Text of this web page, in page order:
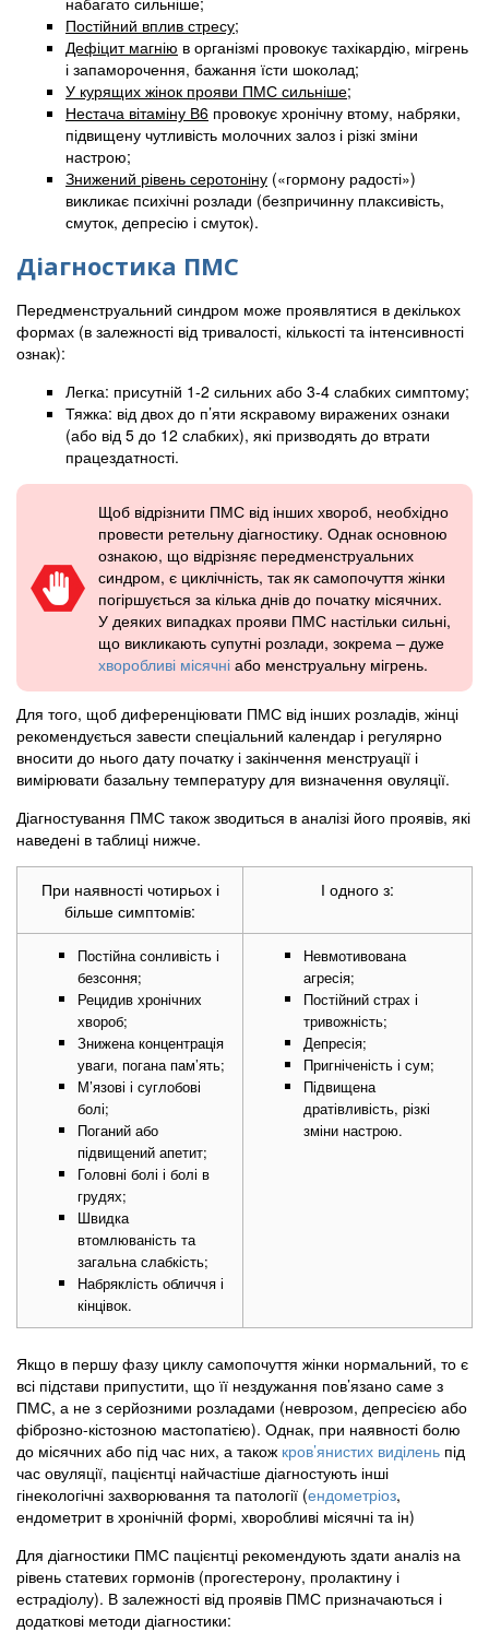
Постійний вплив стресу;
Дефіцит магнію в організмі провокує тахікардію, мігрень
і запаморочення, бажання їсти шоколад;
У курящих жінок прояви ПМС сильніше;
Нестача вітаміну В6 провокує хронічну втому, набряки,
підвищену чутливість молочних залоз і різкі зміни
настрою;
Знижений рівень серотоніну («гормону радості»)
викликає психічні розлади (безпричинну плаксивість,
смуток, депресію і смуток).
Діагностика ПМС
Передменструальний синдром може проявлятися в декількох
формах (в залежності від тривалості, кількості та інтенсивності
ознак):
Легка: присутній 1-2 сильних або 3-4 слабких симптому;
Тяжка: від двох до п’яти яскравому виражених ознаки
(або від 5 до 12 слабких), які призводять до втрати
працездатності.
Щоб відрізнити ПМС від інших хвороб, необхідно
провести ретельну діагностику. Однак основною
ознакою, що відрізняє передменструальних
синдром, є циклічність, так як самопочуття жінки
погіршується за кілька днів до початку місячних.
У деяких випадках прояви ПМС настільки сильні,
що викликають супутні розлади, зокрема – дуже
хворобливі місячні або менструальну мігрень.
Для того, щоб диференціювати ПМС від інших розладів, жінці
рекомендується завести спеціальний календар і регулярно
вносити до нього дату початку і закінчення менструації і
вимірювати базальну температуру для визначення овуляції.
Діагностування ПМС також зводиться в аналізі його проявів, які
наведені в таблиці нижче.
При наявності чотирьох і
більше симптомів:
І одного з:
Постійна сонливість і
безсоння;
Рецидив хронічних
хвороб;
Знижена концентрація
уваги, погана пам’ять;
М’язові і суглобові
болі;
Поганий або
підвищений апетит;
Головні болі і болі в
грудях;
Швидка
втомлюваність та
загальна слабкість;
Набряклість обличчя і
кінцівок.
Невмотивована
агресія;
Постійний страх і
тривожність;
Депресія;
Пригніченість і сум;
Підвищена
дратівливість, різкі
зміни настрою.
Якщо в першу фазу циклу самопочуття жінки нормальний, то є
всі підстави припустити, що її нездужання пов’язано саме з
ПМС, а не з серйозними розладами (неврозом, депресією або
фіброзно-кістозною мастопатією). Однак, при наявності болю
до місячних або під час них, а також кров’янистих виділень під
час овуляції, пацієнтці найчастіше діагностують інші
гінекологічні захворювання та патології (ендометріоз,
ендометрит в хронічній формі, хворобливі місячні та ін)
Для діагностики ПМС пацієнтці рекомендують здати аналіз на
рівень статевих гормонів (прогестерону, пролактину і
естрадіолу). В залежності від проявів ПМС призначаються і
додаткові методи діагностики: